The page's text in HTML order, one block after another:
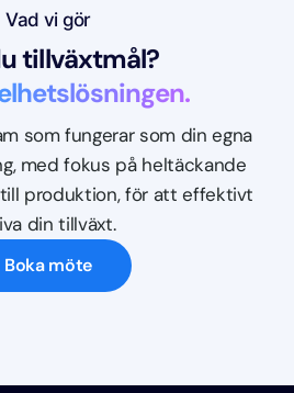
Vad vi gör
tillväxtmål?
som fungerar som din egna
med fokus på heltäckande
produktion, för att effektivt
din tillväxt.
Boka möte